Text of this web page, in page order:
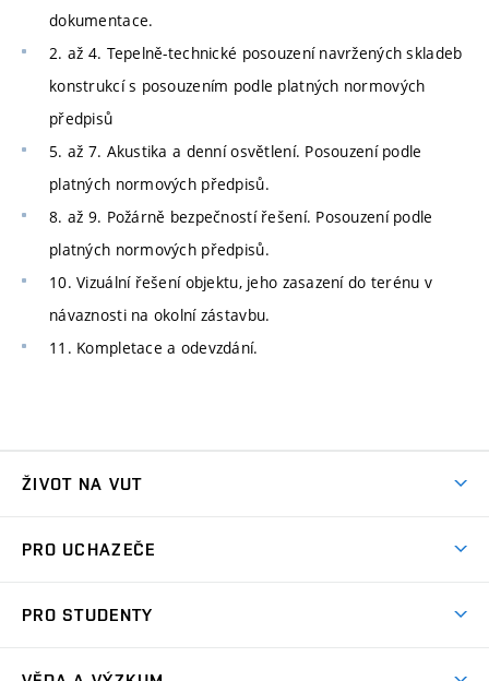
dokumentace.
2. až 4. Tepelně-technické posouzení navržených skladeb
konstrukcí s posouzením podle platných normových
předpisů
5. až 7. Akustika a denní osvětlení. Posouzení podle
platných normových předpisů.
8. až 9. Požárně bezpečností řešení. Posouzení podle
platných normových předpisů.
10. Vizuální řešení objektu, jeho zasazení do terénu v
návaznosti na okolní zástavbu.
11. Kompletace a odevzdání.
ŽIVOT NA VUT
Koleje
PRO UCHAZEČE
Dny otevřených dveří
PRO STUDENTY